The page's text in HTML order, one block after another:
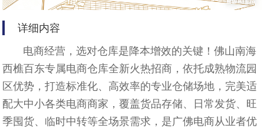
详细内容
电商经营，选对仓库是降本增效的关键！佛山南海
西樵百东专属电商仓库全新火热招商，依托成熟物流园
区优势，打造标准化、高效率的专业仓储场地，完美适
配大中小各类电商商家，覆盖货品存储、日常发货、旺
季囤货、临时中转等全场景需求，是广佛电商从业者优